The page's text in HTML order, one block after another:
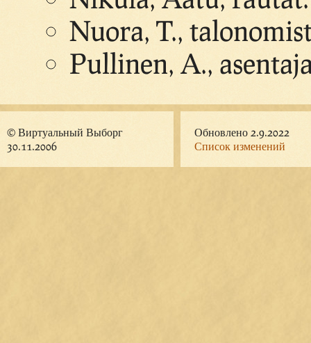
Nuora, T.,
Pullinen, A.,
© Виртуальный Выборг
30.11.2006
Обновлено 2.9.2022
Список изменений